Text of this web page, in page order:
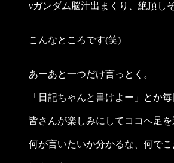
νガンダム脳汁出まくり、絶頂しそ
こんなところです(笑)
あーあと一つだけ言っとく。
「日記ちゃんと書けよー」とか
皆さんが楽しみにしてココへ足
何が言いたいか分かるな、何で